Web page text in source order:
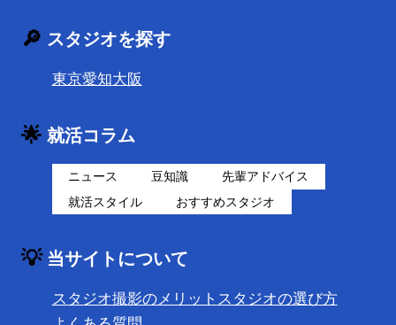
🔎 スタジオを探す
東京愛知大阪
🌟 就活コラム
ニュース 豆知識
先輩アドバイス
就活スタイル
おすすめスタジオ
💡 当サイトについて
スタジオ撮影のメリット スタジオの選び方